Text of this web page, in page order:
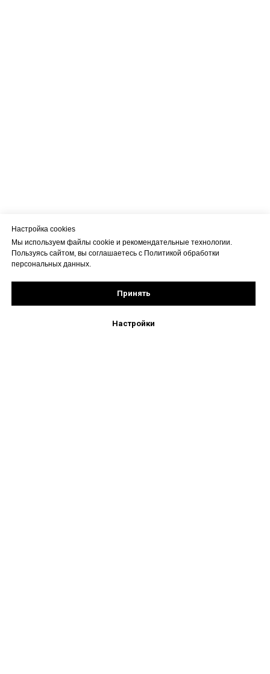
Настройка cookies
Мы используем файлы cookie и рекомендательные технологии.
Пользуясь сайтом, вы соглашаетесь с Политикой обработки
персональных данных.
Принять
Настройки